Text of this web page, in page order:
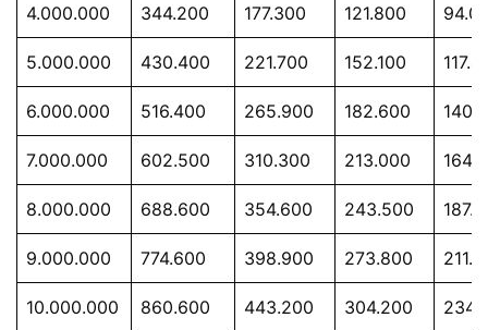
4.000.000 344.200 177.300 121.800
5.000.000 430.400 221.700 152.100
6.000.000 516.400 265.900 182.600
7.000.000 602.500 310.300 213.000
8.000.000 688.600 354.600 243.500
9.000.000 774.600 398.900 273.800
10.000.000 860.600 443.200 304.200